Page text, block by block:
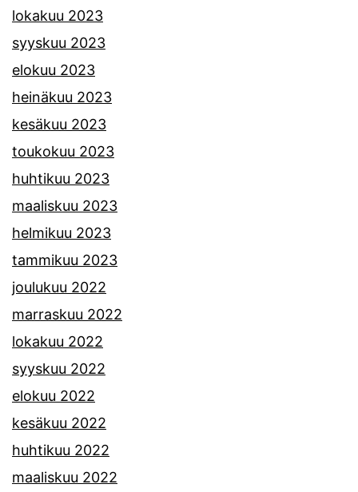
lokakuu 2023
syyskuu 2023
elokuu 2023
heinäkuu 2023
kesäkuu 2023
toukokuu 2023
huhtikuu 2023
maaliskuu 2023
helmikuu 2023
tammikuu 2023
joulukuu 2022
marraskuu 2022
lokakuu 2022
syyskuu 2022
elokuu 2022
kesäkuu 2022
huhtikuu 2022
maaliskuu 2022